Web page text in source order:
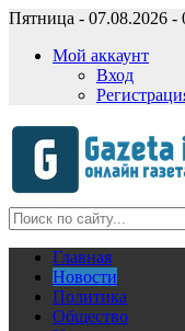
Пятница - 07.08.2026 -
Мой аккаунт
Вход
Главная
Новости
Политика
Общество